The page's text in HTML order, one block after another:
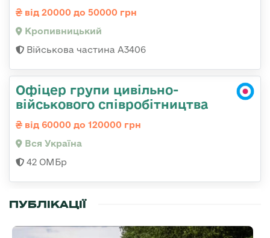
від 20000 до 50000 грн
Кропивницький
Військова частина А3406
Офіцер групи цивільно-
військового співробітництва
від 60000 до 120000 грн
Вся Україна
42 ОМБр
ПУБЛІКАЦІЇ